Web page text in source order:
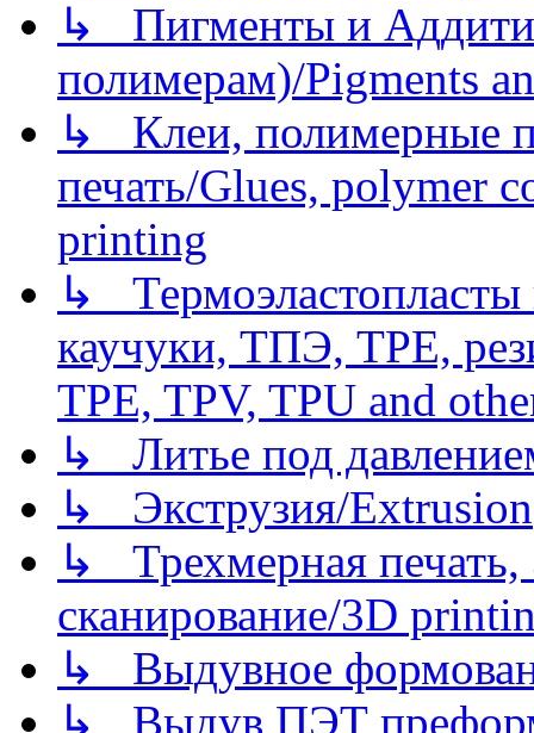
↳ Пигменты и
полимерам)/Pigments
↳ Клеи, полимерные
печать/Glues, polymer
printing
↳
каучуки, ТПЭ, TPE,
TPE, TPV, TPU and
↳ Литье под
↳ Экструзия/Extrusion
↳ Трехмерная
сканирование/3D
↳ Выдувное
↳ Выдув ПЭТ